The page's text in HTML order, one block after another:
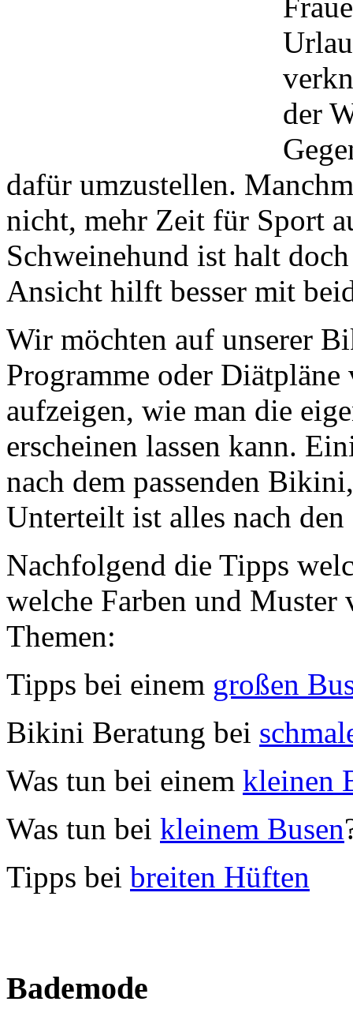
der
dafür umzustellen.
nicht, mehr Zeit für Sport
Schweinehund ist halt
Ansicht hilft besser mit
Wir möchten auf unserer
Programme oder
aufzeigen, wie man die
erscheinen lassen kann.
nach dem passenden
Unterteilt ist alles nach
Nachfolgend die Tipps
welche Farben und
Themen:
Tipps bei einem großen
Bikini Beratung bei
Was tun bei einem kleinen
Was tun bei kleinem Busen
Tipps bei breiten Hüften
Bademode